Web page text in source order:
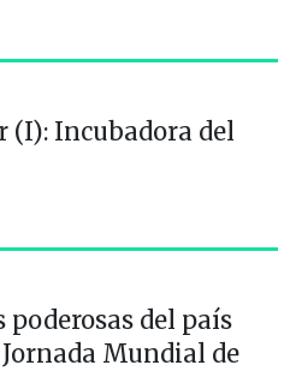
(I): Incubadora del
poderosas del país
Mundial de